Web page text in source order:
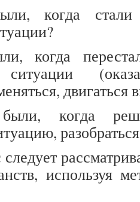
когда стали
когда
двигаться
когда
используя